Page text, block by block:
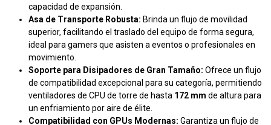
capacidad de expansión.
Asa de Transporte Robusta: Brinda un flujo de movilidad
superior, facilitando el traslado del equipo de forma segura,
ideal para gamers que asisten a eventos o profesionales en
movimiento.
Soporte para Disipadores de Gran Tamaño: Ofrece un flujo
de compatibilidad excepcional para su categoría, permitiendo
ventiladores de CPU de torre de hasta 172 mm de altura para
un enfriamiento por aire de élite.
Compatibilidad con GPUs Modernas: Garantiza un flujo de